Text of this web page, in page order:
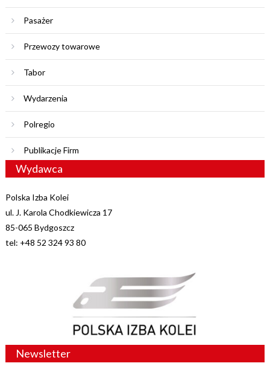
Pasażer
Przewozy towarowe
Tabor
Wydarzenia
Polregio
Publikacje Firm
Wydawca
Polska Izba Kolei
ul. J. Karola Chodkiewicza 17
85-065 Bydgoszcz
tel: +48 52 324 93 80
Newsletter